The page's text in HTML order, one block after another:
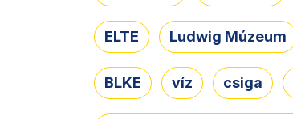
ELTE Ludwig Múzeum
BLKE víz csiga